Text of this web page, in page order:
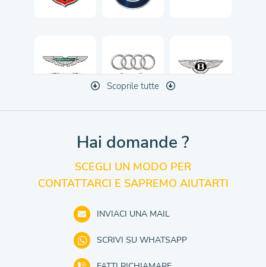
Scoprile tutte
Hai domande ?
SCEGLI UN MODO PER
CONTATTARCI E SAPREMO AIUTARTI
INVIACI UNA MAIL
SCRIVI SU WHATSAPP